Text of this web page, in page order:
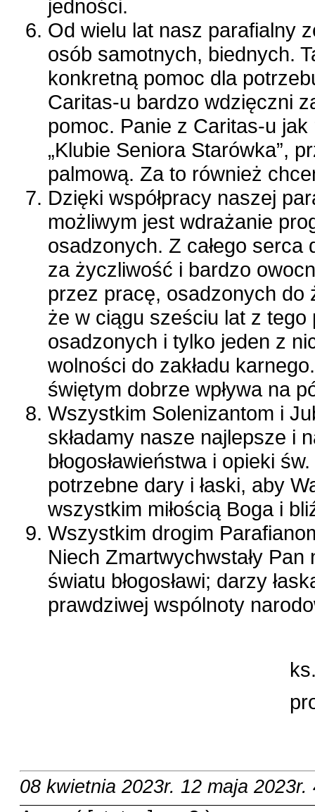
jedności.
Od wielu lat nasz parafialny
osób samotnych, biednych.
konkretną pomoc dla
Caritas-u bardzo wdzięczni
pomoc. Panie z Caritas-u
„Klubie Seniora Starówka”,
palmową. Za to również
Dzięki współpracy naszej
możliwym jest wdrażanie
osadzonych. Z całego serca
za życzliwość i bardzo
przez pracę, osadzonych do
że w ciągu sześciu lat z tego
osadzonych i tylko jeden z
wolności do zakładu
świętym dobrze wpływa na
Wszystkim Solenizantom i
składamy nasze najlepsze i
błogosławieństwa i opieki
potrzebne dary i łaski, aby
wszystkim miłością Boga i
Wszystkim drogim
Niech Zmartwychwstały
światu błogosławi; darzy
prawdziwej wspólnoty
08 kwietnia 2023r. 12 maja 2023r.